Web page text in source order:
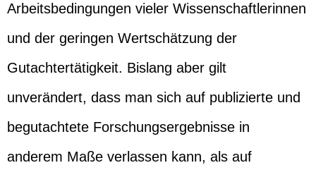
Arbeitsbedingungen vieler Wissenschaftlerinnen
und der geringen Wertschätzung der
Gutachtertätigkeit. Bislang aber gilt
unverändert, dass man sich auf publizierte und
begutachtete Forschungsergebnisse in
anderem Maße verlassen kann, als auf